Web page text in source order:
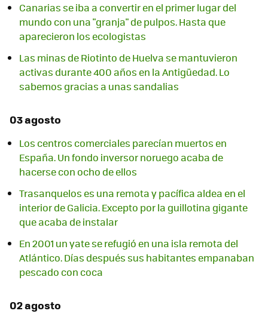
Canarias se iba a convertir en el primer lugar del
mundo con una "granja" de pulpos. Hasta que
aparecieron los ecologistas
Las minas de Riotinto de Huelva se mantuvieron
activas durante 400 años en la Antigüedad. Lo
sabemos gracias a unas sandalias
03 agosto
Los centros comerciales parecían muertos en
España. Un fondo inversor noruego acaba de
hacerse con ocho de ellos
Trasanquelos es una remota y pacífica aldea en el
interior de Galicia. Excepto por la guillotina gigante
que acaba de instalar
En 2001 un yate se refugió en una isla remota del
Atlántico. Días después sus habitantes empanaban
pescado con coca
02 agosto